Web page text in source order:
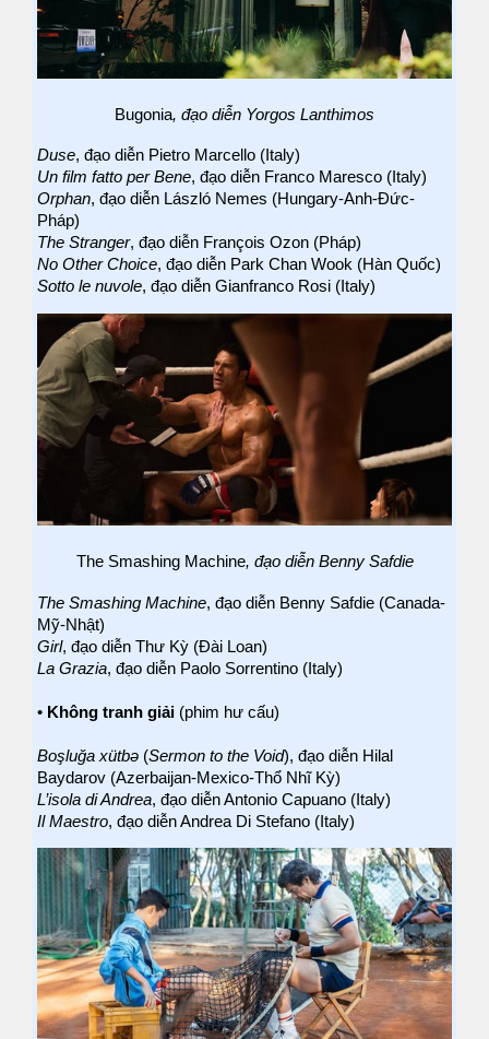
Bugonia, đạo diễn Yorgos Lanthimos
Duse, đạo diễn Pietro Marcello (Italy)
Un film fatto per Bene, đạo diễn Franco Maresco (Italy)
Orphan, đạo diễn László Nemes (Hungary-Anh-Đức-
Pháp)
The Stranger, đạo diễn François Ozon (Pháp)
No Other Choice, đạo diễn Park Chan Wook (Hàn Quốc)
Sotto le nuvole, đạo diễn Gianfranco Rosi (Italy)
The Smashing Machine, đạo diễn Benny Safdie
The Smashing Machine, đạo diễn Benny Safdie (Canada-
Mỹ-Nhật)
Girl, đạo diễn Thư Kỳ (Đài Loan)
La Grazia, đạo diễn Paolo Sorrentino (Italy)
• Không tranh giải (phim hư cấu)
Boşluğa xütbə (Sermon to the Void), đạo diễn Hilal
Baydarov (Azerbaijan-Mexico-Thổ Nhĩ Kỳ)
L’isola di Andrea, đạo diễn Antonio Capuano (Italy)
Il Maestro, đạo diễn Andrea Di Stefano (Italy)